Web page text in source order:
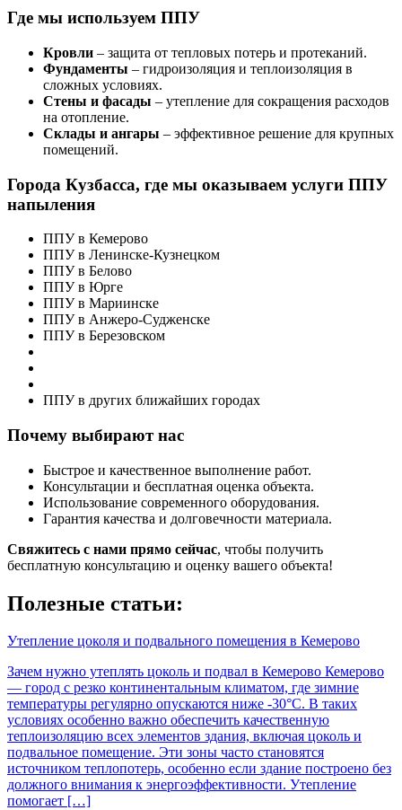
Где мы используем ППУ
Кровли – защита от тепловых потерь и протеканий.
Фундаменты – гидроизоляция и теплоизоляция в
сложных условиях.
Стены и фасады – утепление для сокращения расходов
на отопление.
Склады и ангары – эффективное решение для крупных
помещений.
Города Кузбасса, где мы оказываем услуги ППУ
напыления
ППУ в Кемерово
ППУ в Ленинске-Кузнецком
ППУ в Белово
ППУ в Юрге
ППУ в Мариинске
ППУ в Анжеро-Судженске
ППУ в Березовском
ППУ в других ближайших городах
Почему выбирают нас
Быстрое и качественное выполнение работ.
Консультации и бесплатная оценка объекта.
Использование современного оборудования.
Гарантия качества и долговечности материала.
Свяжитесь с нами прямо сейчас, чтобы получить
бесплатную консультацию и оценку вашего объекта!
Полезные статьи:
Утепление цоколя и подвального помещения в Кемерово
Зачем нужно утеплять цоколь и подвал в Кемерово Кемерово
— город с резко континентальным климатом, где зимние
температуры регулярно опускаются ниже -30°C. В таких
условиях особенно важно обеспечить качественную
теплоизоляцию всех элементов здания, включая цоколь и
подвальное помещение. Эти зоны часто становятся
источником теплопотерь, особенно если здание построено без
должного внимания к энергоэффективности. Утепление
помогает […]